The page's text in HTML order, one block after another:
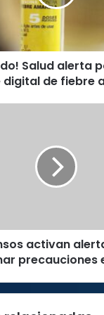
Salud alerta
digital de fiebre
activan
precauciones